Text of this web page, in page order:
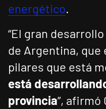
energético.
“El gran
de Argentina, que
pilares que está
está
provincia”, afirmó